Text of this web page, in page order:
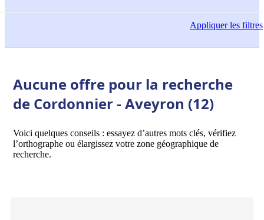
Appliquerles filtres
Aucune offre pour la recherche
de Cordonnier - Aveyron (12)
Voici quelques conseils : essayez d’autres mots clés, vérifiez
l’orthographe ou élargissez votre zone géographique de
recherche.